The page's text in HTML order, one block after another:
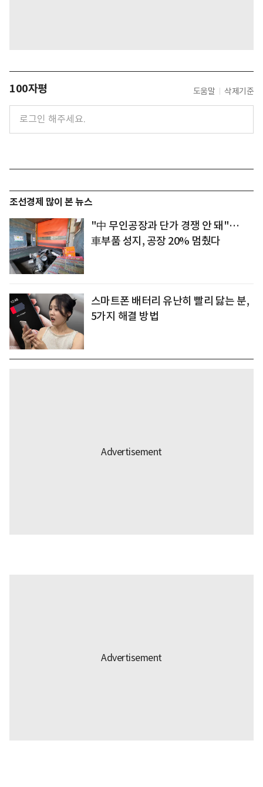
100자평 도움말 삭제기준
조선경제 많이 본 뉴스
"中 무인공장과 단가 경쟁 안 돼"…
車부품 성지, 공장 20% 멈췄다
스마트폰 배터리 유난히 빨리 닳는 분,
5가지 해결 방법